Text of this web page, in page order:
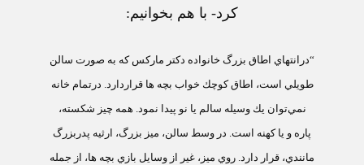
کرد- با هم بخوانيم:
“درانتهاي اطاق بزرگ خانواده دكتر ماركس كه به صورت سالن
طويلي است، اطاق كوچك خواب بچه ها قراردارد. درتمام خانه
نمي‌توان يك وسيله سالم يا نو پيدا نمود. همه چيز شكسته،
پاره و يا كهنه است. در وسط سالن، ميز بزرگ، ارثيه پدربزرگ
مانندي، قرار دارد. روي ميز، غير از وسايل بازي بچه ها، از جمله